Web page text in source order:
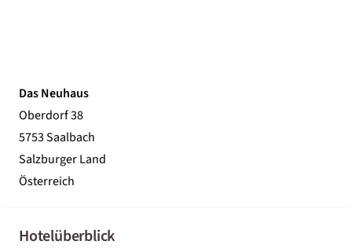
Das Neuhaus
Oberdorf 38
5753 Saalbach
Salzburger Land
Österreich
Hotelüberblick